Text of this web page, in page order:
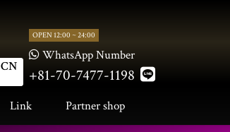
CN
OPEN 12:00 ~ 24:00
WhatsApp Number
+81-70-7477-1198
Link Partner shop